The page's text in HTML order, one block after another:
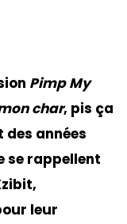
Pimp My
char, pis ça
années
se rappellent
leur